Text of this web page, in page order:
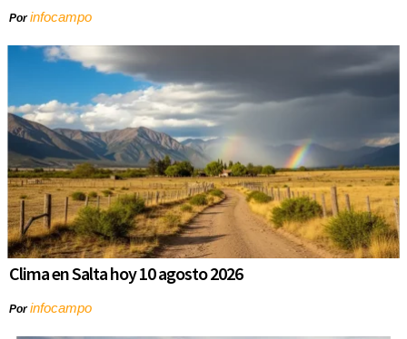
Porinfocampo
Clima en Salta hoy 10 agosto 2026
Porinfocampo